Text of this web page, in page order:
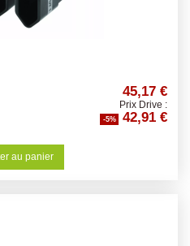
45,17 €
Prix Drive :
-5% 42,91 €
au panier